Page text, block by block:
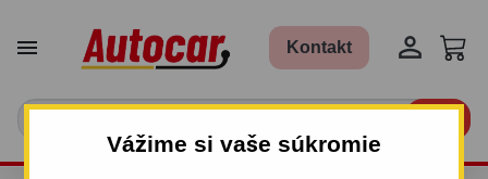
Vážime si vaše súkromie
 Kontakt 